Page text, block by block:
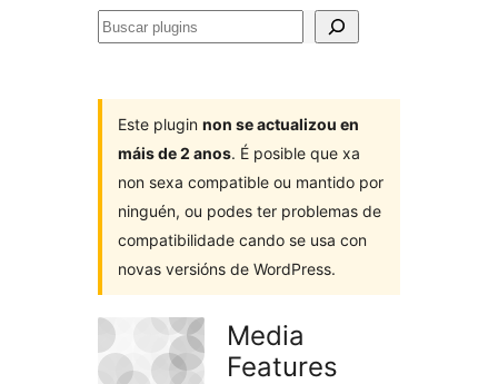
Buscar
Este plugin non se actualizou en
máis de 2 anos. É posible que xa
non sexa compatible ou mantido por
ninguén, ou podes ter problemas de
compatibilidade cando se usa con
novas versións de WordPress.
Media
Features